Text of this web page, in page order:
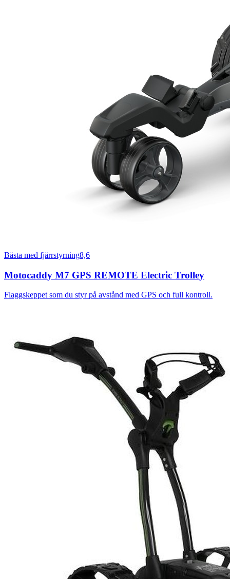
Bästa med fjärrstyrning8,6
Motocaddy M7 GPS REMOTE Electric Trolley
Flaggskeppet som du styr på avstånd med GPS och full kontroll.